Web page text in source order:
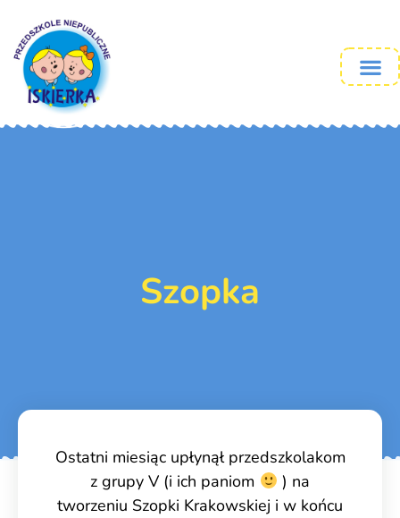
Szopka
Ostatni miesiąc upłynął przedszkolakom
z grupy V (i ich paniom
) na
tworzeniu Szopki Krakowskiej i w końcu